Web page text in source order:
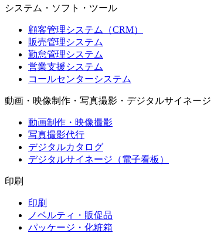
システム・ソフト・ツール
顧客管理システム（CRM）
販売管理システム
勤怠管理システム
営業支援システム
コールセンターシステム
動画・映像制作・写真撮影・デジタルサイネージ
動画制作・映像撮影
写真撮影代行
デジタルカタログ
デジタルサイネージ（電子看板）
印刷
印刷
ノベルティ・販促品
パッケージ・化粧箱